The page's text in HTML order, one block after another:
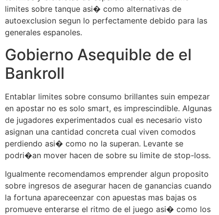
limites sobre tanque asi� como alternativas de
autoexclusion segun lo perfectamente debido para las
generales espanoles.
Gobierno Asequible de el
Bankroll
Entablar limites sobre consumo brillantes suin empezar
en apostar no es solo smart, es imprescindible. Algunas
de jugadores experimentados cual es necesario visto
asignan una cantidad concreta cual viven comodos
perdiendo asi� como no la superan. Levante se
podri�an mover hacen de sobre su limite de stop-loss.
Igualmente recomendamos emprender algun proposito
sobre ingresos de asegurar hacen de ganancias cuando
la fortuna apareceenzar con apuestas mas bajas os
promueve enterarse el ritmo de el juego asi� como los